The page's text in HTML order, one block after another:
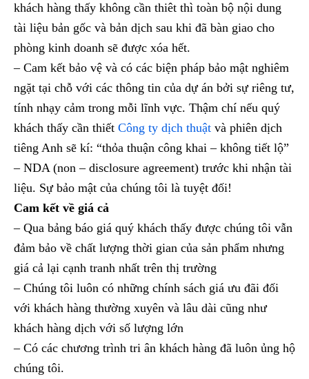
khách hàng thấy không cần thiêt thì toàn bộ nội dung
tài liệu bản gốc và bản dịch sau khi đã bàn giao cho
phòng kinh doanh sẽ được xóa hết.
– Cam kết bảo vệ và có các biện pháp bảo mật nghiêm
ngặt tại chỗ với các thông tin của dự án bởi sự riêng tư,
tính nhạy cảm trong mỗi lĩnh vực. Thậm chí nếu quý
khách thấy cần thiết Công ty dịch thuật và phiên dịch
tiêng Anh sẽ kí: “thỏa thuận công khai – không tiết lộ”
– NDA (non – disclosure agreement) trước khi nhận tài
liệu. Sự bảo mật của chúng tôi là tuyệt đối!
Cam kết về giá cả
– Qua bảng báo giá quý khách thấy được chúng tôi vẫn
đảm bảo về chất lượng thời gian của sản phẩm nhưng
giá cả lại cạnh tranh nhất trên thị trường
– Chúng tôi luôn có những chính sách giá ưu đãi đối
với khách hàng thường xuyên và lâu dài cũng như
khách hàng dịch với số lượng lớn
– Có các chương trình tri ân khách hàng đã luôn ủng hộ
chúng tôi.